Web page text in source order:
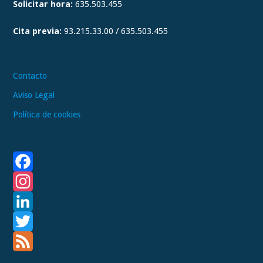
r
m
Solicitar hora: 635.503.455
Cita previa: 93.215.33.00 / 635.503.455
Contacto
Aviso Legal
Política de cookies
F
a
c
e
n
s
L
T